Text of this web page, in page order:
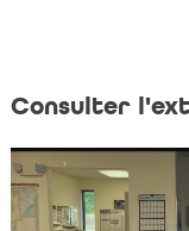
Consulter